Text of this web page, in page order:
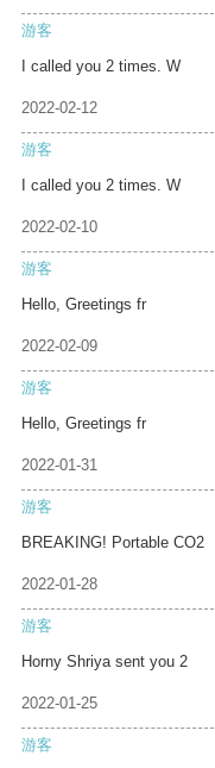
游客
I called you 2 times. W
2022-02-12
游客
I called you 2 times. W
2022-02-10
游客
Hello, Greetings fr
2022-02-09
游客
Hello, Greetings fr
2022-01-31
游客
BREAKING! Portable CO2
2022-01-28
游客
Horny Shriya sent you 2
2022-01-25
游客